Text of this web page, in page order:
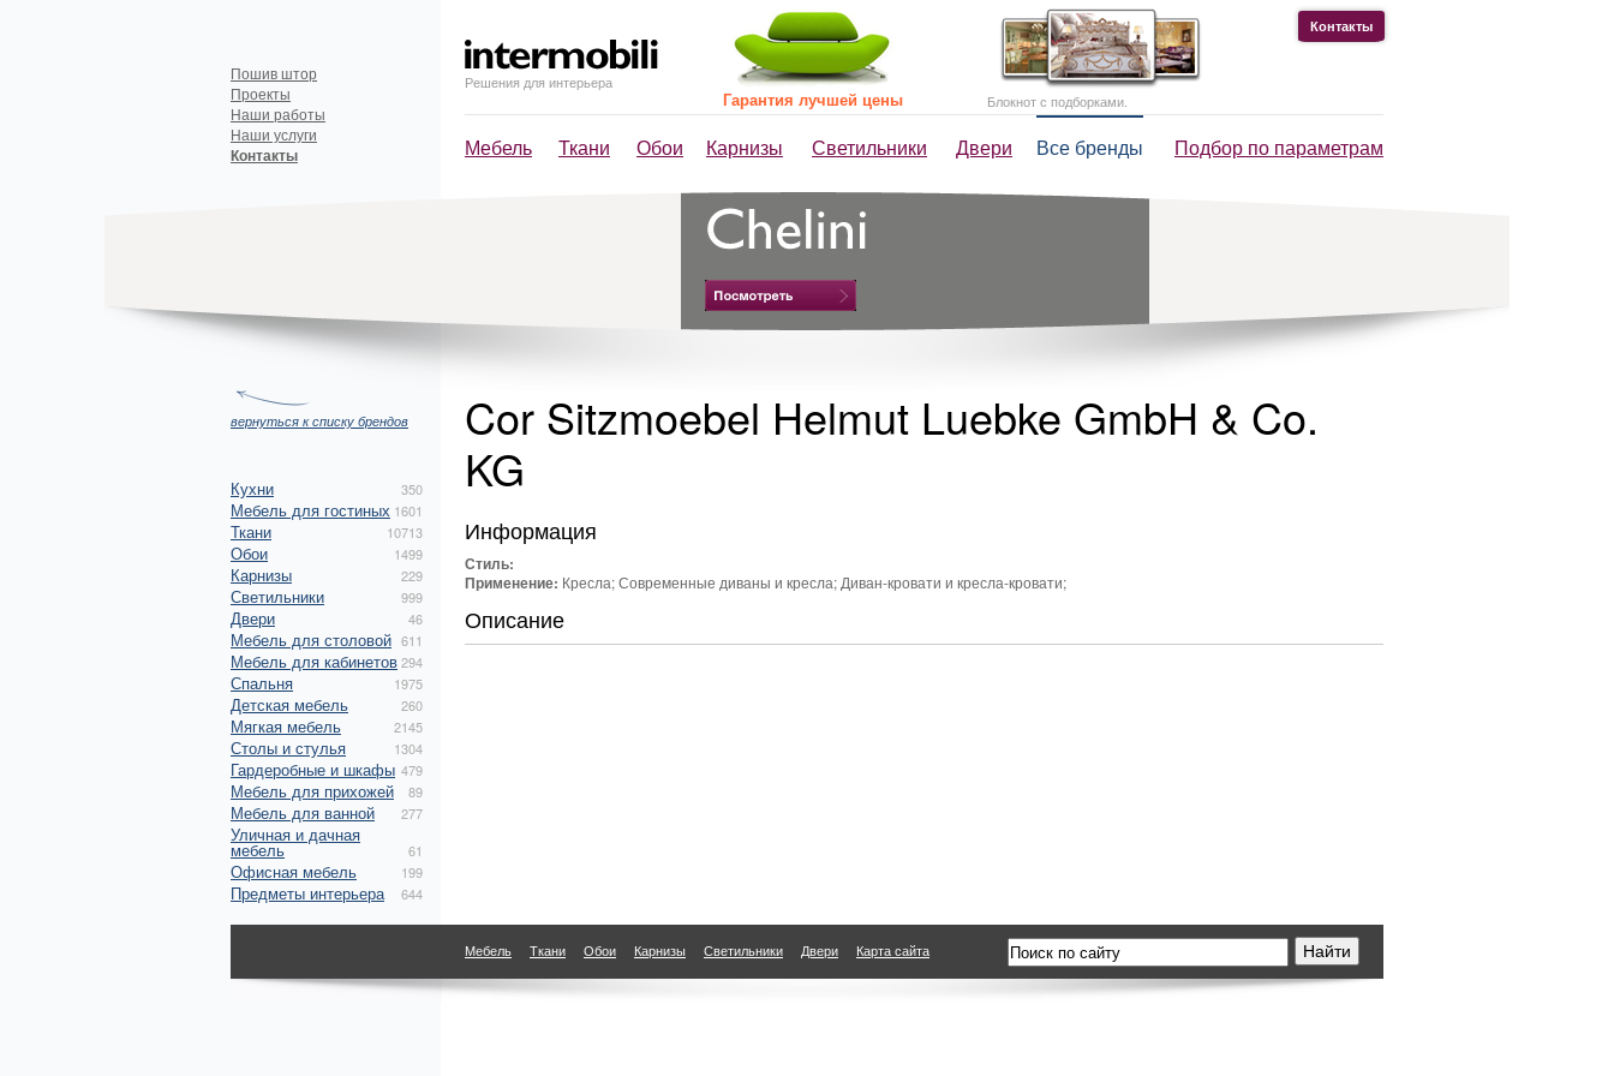
Решения для интерьера
Мебель Ткани Обои Карнизы Светильники Двери Все бренды Подбор по параметрам
Пошив штор
Проекты
Наши работы
Наши услуги
Контакты
Контакты
Гарантия лучшей цены Блокнот с подборками.
вернуться к списку брендов
Кухни 350
Мебель для гостиных 1601
Ткани 10713
Обои 1499
Карнизы 229
Светильники 999
Двери 46
Мебель для столовой 611
Мебель для кабинетов294
Спальня 1975
Детская мебель 260
Мягкая мебель 2145
Столы и стулья 1304
Гардеробные и шкафы 479
Мебель для прихожей 89
Мебель для ванной 277
Уличная и дачная
мебель 61
Офисная мебель 199
Предметы интерьера 644
Cor Sitzmoebel Helmut Luebke GmbH & Co.
KG
Информация
Стиль:
Применение: Кресла; Современные диваны и кресла; Диван-кровати и кресла-кровати;
Описание
Мебель Ткани Обои Карнизы Светильники Двери Карта сайта